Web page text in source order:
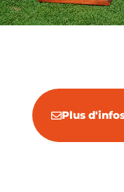
Plus